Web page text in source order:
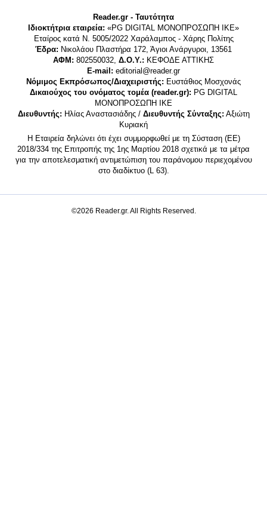
Reader.gr - Ταυτότητα
Ιδιοκτήτρια εταιρεία: «PG DIGITAL MONΟΠΡΟΣΩΠΗ ΙΚΕ»
Εταίρος κατά Ν. 5005/2022 Χαράλαμπος - Χάρης Πολίτης
Έδρα: Νικολάου Πλαστήρα 172, Άγιοι Ανάργυροι, 13561
ΑΦΜ: 802550032, Δ.Ο.Υ.: ΚΕΦΟΔΕ ΑΤΤΙΚΗΣ
E-mail: editorial@reader.gr
Νόμιμος Εκπρόσωπος/Διαχειριστής: Ευστάθιος Μοσχονάς
Δικαιούχος του ονόματος τομέα (reader.gr): PG DIGITAL
MONΟΠΡΟΣΩΠΗ ΙΚΕ
Διευθυντής: Ηλίας Αναστασιάδης / Διευθυντής Σύνταξης: Αξιώτη
Κυριακή
Η Εταιρεία δηλώνει ότι έχει συμμορφωθεί με τη Σύσταση (ΕΕ)
2018/334 της Επιτροπής της 1ης Μαρτίου 2018 σχετικά με τα μέτρα
για την αποτελεσματική αντιμετώπιση του παράνομου περιεχομένου
στο διαδίκτυο (L 63).
©2026 Reader.gr. All Rights Reserved.